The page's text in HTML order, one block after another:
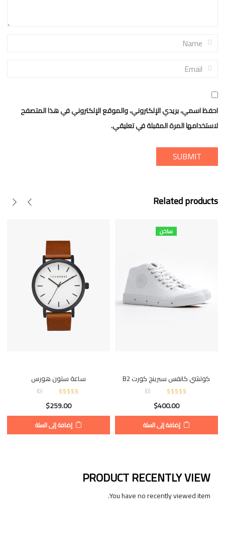
احفظ اسمي، بريدي الإلكتروني، والموقع الإلكتروني في هذا المتصفح
لاستخدامها المرة المقبلة في تعليقي.
Related products
ساعة ستون هورس
(
0
)
$259.00
إضافة إلى السلة
ساخن
كوتشي كانفس سبرينج كورت B2
(
0
)
$400.00
إضافة إلى السلة
PRODUCT RECENTLY VIEW
You have no recently viewed item.